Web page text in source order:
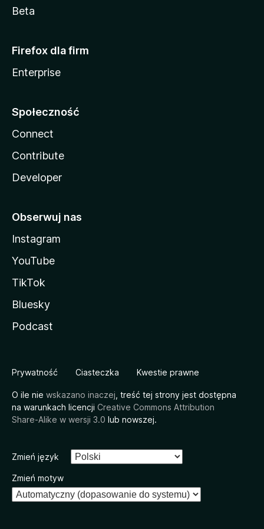
Beta
Firefox dla firm
Enterprise
Społeczność
Connect
Contribute
Developer
Obserwuj nas
Instagram
YouTube
TikTok
Bluesky
Podcast
Prywatność Ciasteczka Kwestie prawne
O ile nie wskazano inaczej , treść tej strony jest dostępna
na warunkach licencji Creative Commons Attribution
Share-Alike w wersji 3.0 lub nowszej.
Zmień język
Zmień motyw